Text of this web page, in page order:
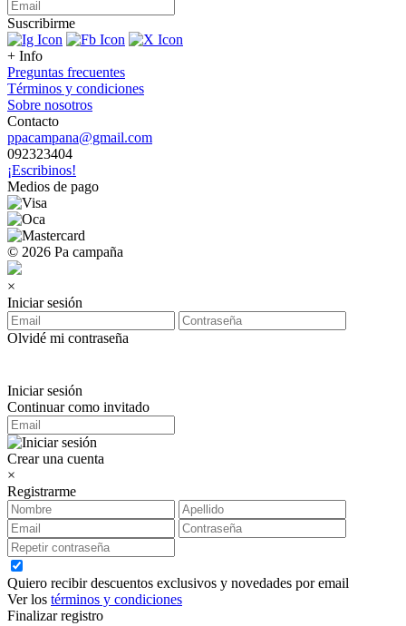
Suscribirme
+ Info
Preguntas frecuentes
Términos y condiciones
Sobre nosotros
Contacto
ppacampana@gmail.com
092323404
¡Escribinos!
Medios de pago
© 2026 Pa campaña
×
Iniciar sesión
Olvidé mi contraseña
Iniciar sesión
Continuar como invitado
Crear una cuenta
×
Registrarme
Quiero recibir descuentos exclusivos y novedades por email
Ver los términos y condiciones
Finalizar registro